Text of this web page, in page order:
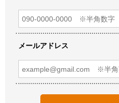
メールアドレス